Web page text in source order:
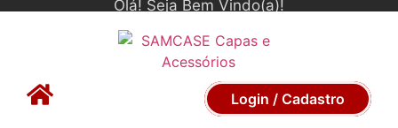
Olá! Seja Bem Vindo(a)!
Login / Cadastro